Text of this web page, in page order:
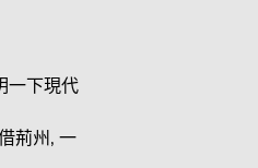
一下現代
荊州, 一